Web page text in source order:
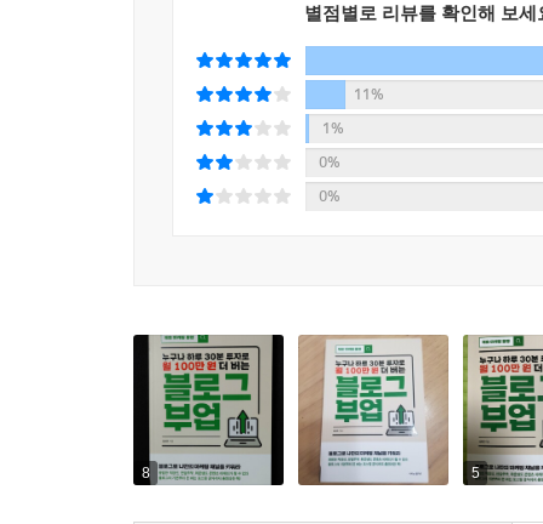
별점별로 리뷰를 확인해 보세
11%
1%
0%
0%
8 5